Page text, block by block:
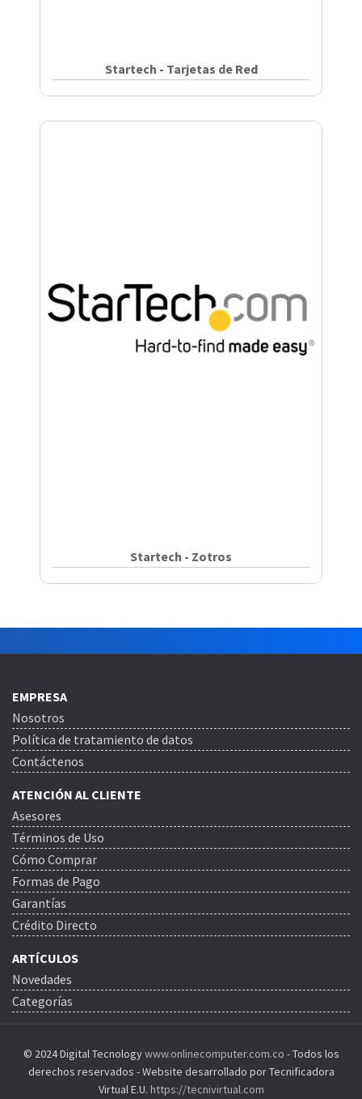
Startech - Tarjetas de Red
Startech - Zotros
EMPRESA
Nosotros
Política de tratamiento de datos
Contáctenos
ATENCIÓN AL CLIENTE
Asesores
Términos de Uso
Cómo Comprar
Formas de Pago
Garantías
Crédito Directo
ARTÍCULOS
Novedades
Categorías
© 2024 Digital Tecnologywww.onlinecomputer.com.co - Todos los
derechos reservados - Website desarrollado por Tecnificadora
Virtual E.U. https://tecnivirtual.com